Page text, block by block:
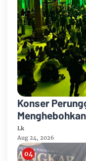
Konser
Penonton
Lk
Aug 24, 2026